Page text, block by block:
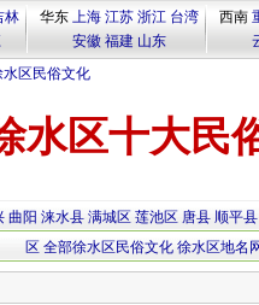
林
华东 上海 江苏 浙江 台湾
安徽 福建 山东
西南
水区民俗文化
水区十大民
曲阳 涞水县 满城区 莲池区 唐县 顺平县
区 全部徐水区民俗文化 徐水区地名